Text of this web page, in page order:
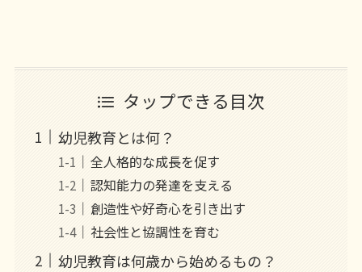
タップできる目次
幼児教育とは何？
全人格的な成長を促す
認知能力の発達を支える
創造性や好奇心を引き出す
社会性と協調性を育む
幼児教育は何歳から始めるもの？